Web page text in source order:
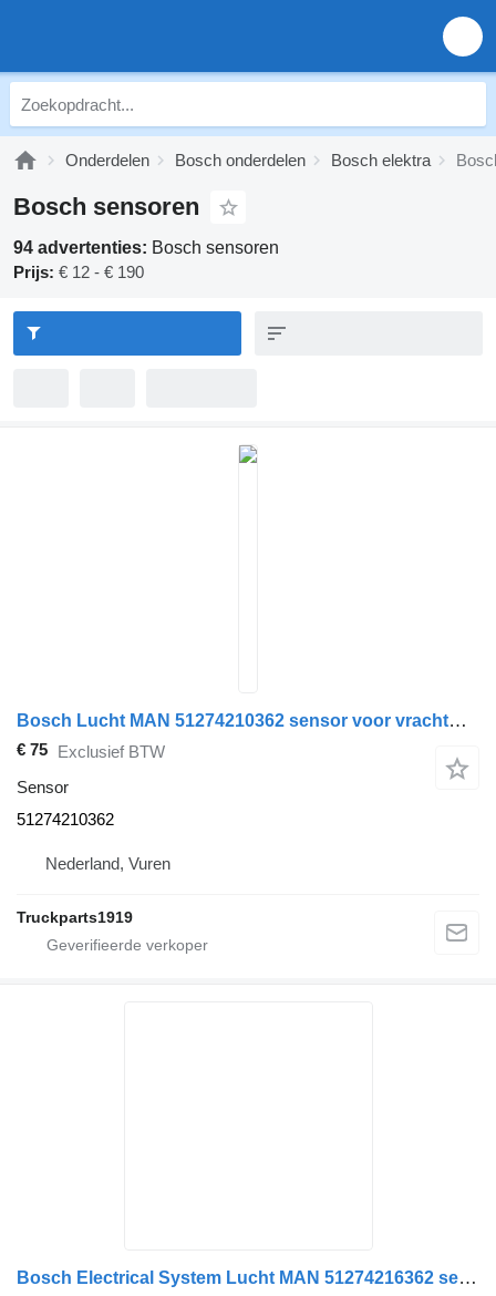
Onderdelen Bosch onderdelen Bosch elektra
Bosch sensoren
94 advertenties: Bosch sensoren
Prijs: € 12 - € 190
Bosch Lucht MAN 51274210362 sensor voor vrachtwagen
€ 75 Exclusief BTW
Sensor
51274210362
Nederland, Vuren
Truckparts1919
Bosch Electrical System Lucht MAN 51274216362 sensor voor vrachtwagen